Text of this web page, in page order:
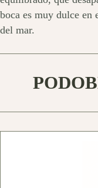
boca es muy dulce en
del mar.